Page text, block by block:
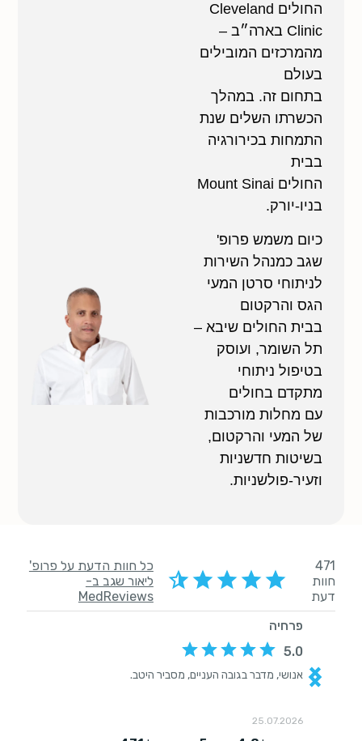
החולים Cleveland
Clinic בארה״ב –
מהמרכזים המובילים
בעולם
בתחום זה. במהלך
הכשרתו השלים שנת
התמחות בכירורגיה
בבית
החולים Mount Sinai
בניו-יורק.
כיום משמש פרופ'
שגב כמנהל השירות
לניתוחי סרטן המעי
הגס והרקטום
בבית החולים שיבא –
תל השומר, ועוסק
בטיפול ניתוחי
מתקדם בחולים
עם מחלות מורכבות
של המעי והרקטום,
בשיטות חדשניות
וזעיר-פולשניות.